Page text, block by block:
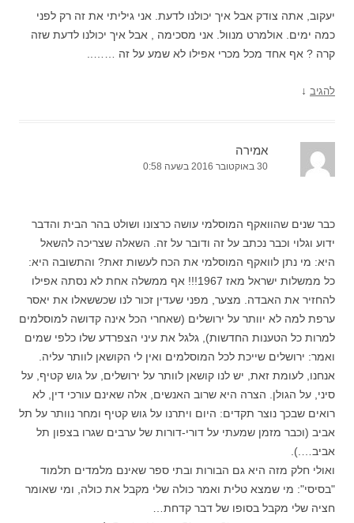
יעקוב, אתה צודק אבל איך יכולנו לדעת. אני גיליתי את זה רק לפני
כמה ימים. אולמרט מנוול. אני מסכימה , אבל איך יכולנו לדעת שזה
קרה ? אף אחד מכל מכרי אפילו לא שמע על זה ……..
להגיב ↓
אמירה
30 באוקטובר 2016 בשעה 0:58
כבר שנים שהוואקף המוסלמי עושה כרצונו ושולט בהר הבית והדבר
ידוע וגלוי וכבר נכתב על זה ודובר על זה. השאלה שצריכה להשאל
היא: מי נתן לוואקף המוסלמי את הכח לעשות זאת? והתשובה היא:
כל ממשלות ישראל מאז 1967!!! אף ממשלה אחת לא נסתה אפילו
להחזיר את האבדה. מצער, מפני שעדין זכור לנו שכששאלו את יאסר
ערפת למה לא יוותר על ירושלים (שאחרי הכל אינה קדושה למוסלמים
למרות כל הטענות החדשות), גלגל את עיני הצפרדע שלו כלפי שמים
ואמר: ירושלים שייכת לכל המוסלמים ואין לי הקושאן לוותר עליה.
אנחנו, לעומת זאת, יש לנו קושאן לוותר על ירושלים, על גוש קטיף, על
סיני, על הגולן. הצרה היא שרוב האנשים, אלה שאינם עורכי דין, לא
רואים שבכך נוצר תקדים: היום ויתרנו על גוש קטיף ומחר נוותר על תל
אביב (וכבר מזמן שמעתי על דורי-דורות של ערבים שגרו בצפון תל
אביב….).
ואולי חלק מזה היא גם הבורות ובתי ספר שאינם מלמדים תלמוד
"בסיסי": מי שמצא טלית ואמר כולה שלי מקבל את כולה, ומי שאומר
חציה שלי מקבל בסופו של דבר קדחת…